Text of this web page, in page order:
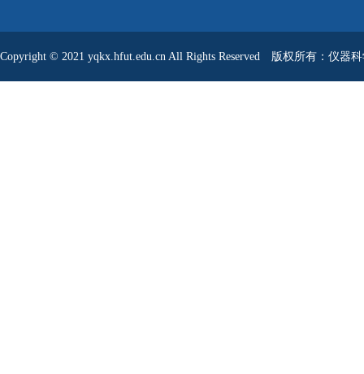
Copyright © 2021 yqkx.hfut.edu.cn All Rights Reserved 版权所有：仪器